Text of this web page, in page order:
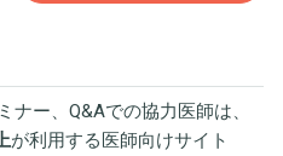
ー、Q&Aでの協力医師は、
が利用する医師向けサイト